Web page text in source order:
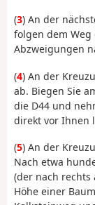
(3) An der
folgen dem Weg
Abzweigungen
(4) An der
ab. Biegen Sie
die D44 und
direkt vor Ihnen
(5) An der
Nach etwa
(der nach
Höhe einer